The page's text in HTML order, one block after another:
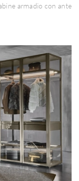
armadio con ante